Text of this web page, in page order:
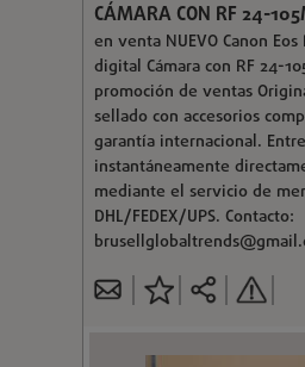
CÁMARA CON RF 24-
en venta NUEVO Canon
digital Cámara con RF 24-
promoción de ventas
sellado con accesorios
garantía internacional.
instantáneamente
mediante el servicio de
DHL/FEDEX/UPS. Contacto: